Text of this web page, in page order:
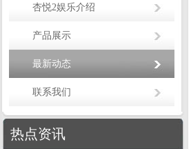
杏悦2娱乐介绍
产品展示
最新动态
联系我们
热点资讯